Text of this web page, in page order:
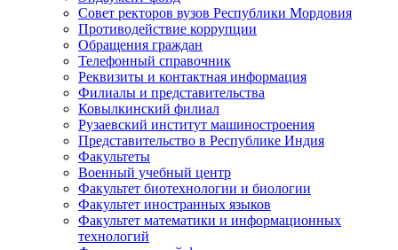
Совет ректоров вузов Республики Мордовия
Противодействие коррупции
Обращения граждан
Телефонный справочник
Реквизиты и контактная информация
Филиалы и представительства
Ковылкинский филиал
Рузаевский институт машиностроения
Представительство в Республике Индия
Факультеты
Военный учебный центр
Факультет биотехнологии и биологии
Факультет иностранных языков
Факультет математики и информационных
технологий